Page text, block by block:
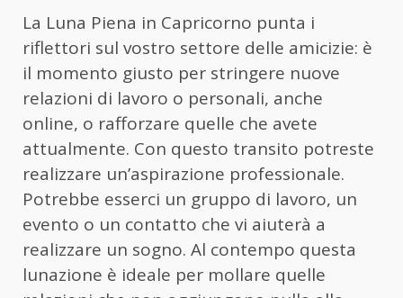
La Luna Piena in Capricorno punta i
riflettori sul vostro settore delle amicizie: è
il momento giusto per stringere nuove
relazioni di lavoro o personali, anche
online, o rafforzare quelle che avete
attualmente. Con questo transito potreste
realizzare un’aspirazione professionale.
Potrebbe esserci un gruppo di lavoro, un
evento o un contatto che vi aiuterà a
realizzare un sogno. Al contempo questa
lunazione è ideale per mollare quelle